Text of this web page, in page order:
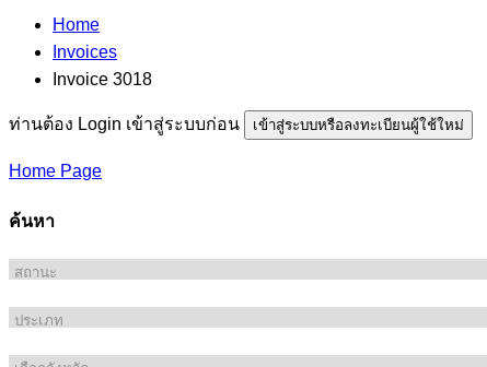
Home
Invoices
Invoice 3018
ท่านต้อง Login เข้าสู่ระบบก่อน เข้าสู่ระบบหรือลงทะเบียนผู้ใช้ใหม่
Home Page
ค้นหา